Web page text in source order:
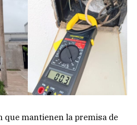
que mantienen la premisa de